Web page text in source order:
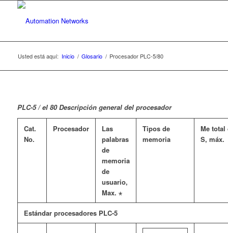
Usted está aquí: Inicio / Glosario / Procesador PLC-5/80
PLC-5 /el 80Descripción general del procesador
Cat.
No.
Procesador
Las
palabras
de
memoria
de
usuario,
Max. ⋆
Tipos de
memoria
Me total
S, máx.
Estándar procesadores PLC-5